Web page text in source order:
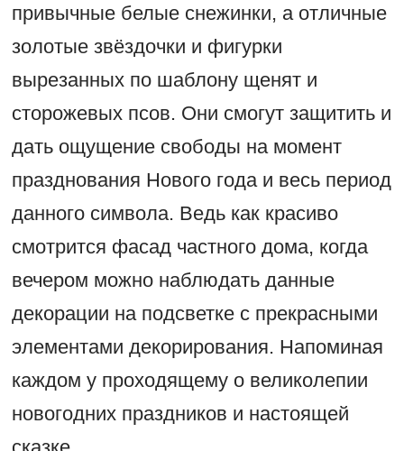
привычные белые снежинки, а отличные
золотые звёздочки и фигурки
вырезанных по шаблону щенят и
сторожевых псов. Они смогут защитить и
дать ощущение свободы на момент
празднования Нового года и весь период
данного символа. Ведь как красиво
смотрится фасад частного дома, когда
вечером можно наблюдать данные
декорации на подсветке с прекрасными
элементами декорирования. Напоминая
каждом у проходящему о великолепии
новогодних праздников и настоящей